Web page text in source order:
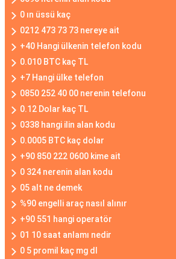
0 ın üssü kaç
0212 473 73 73 nereye ait
+40 Hangi ülkenin telefon kodu
0.010 BTC kaç TL
+7 Hangi ülke telefon
0850 252 40 00 nerenin telefonu
0.12 Dolar kaç TL
0338 hangi ilin alan kodu
0.0005 BTC kaç dolar
+90 850 222 0600 kime ait
0 324 nerenin alan kodu
05 alt ne demek
%90 engelli araç nasıl alınır
+90 551 hangi operatör
01 10 saat anlamı nedir
0 5 promil kaç mg dl